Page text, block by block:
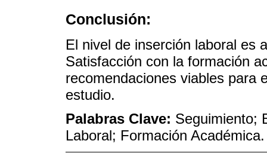
Conclusión:
El nivel de inserción laboral es
Satisfacción con la formación
recomendaciones viables para
estudio.
Palabras Clave: Seguimiento;
Laboral; Formación Académica.